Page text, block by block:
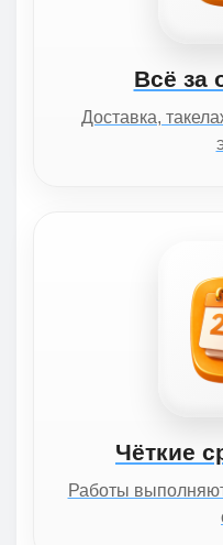
Всё за
Доставка,
Чёткие
Работы